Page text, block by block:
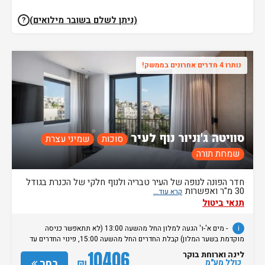
(ניתן לשלם בשובר מילואים) ?
נותרו 4 חדרים אחרונים בממשק!
סוויטה ג'וניור נוף לעיר סוכות
שמיני עצרת
שמחת תורה
חדר הפונה לנופה של העיר טבריה ולנוף חלקי של הכנרת בגודל
30 מ"ר ואפשרות
תנאי ביטול
i
- מים א'-ו' הגעה למלון החל מהשעה 13:00 (לא תתאפשר כניסה
מוקדמת בשער המלון) קבלת החדרים החל מהשעה 15:00, פינוי החדרים עד
השעה 11:00. שבתות וחגים הגעה למלון החל מהשעה 16:00 (לא תתאפשר
כניסה מוקדמת בשער המלון) קבלת חדרים שעה לאחר צאת שבת, פינוי
לינה וארוחת בוקר
כולל מע"מ